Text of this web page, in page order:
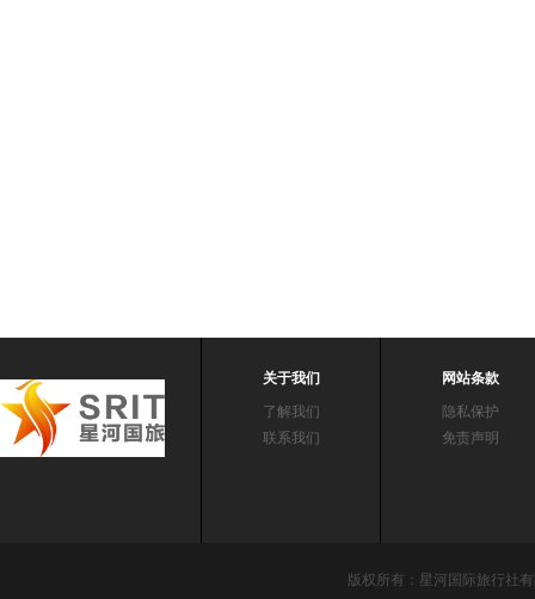
关于我们
了解我们
联系我们
网站条款
隐私保护
免责声明
版权所有：星河国际旅行社